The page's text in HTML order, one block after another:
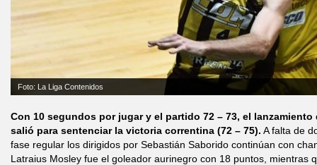
Foto: La Liga Contenidos
Con 10 segundos por jugar y el partido 72 – 73, el
salió para sentenciar la victoria correntina (72 – 75). A falta de
fase regular los dirigidos por Sebastián Saborido continúan con
Latraius Mosley fue el goleador aurinegro con 18 puntos, mientras